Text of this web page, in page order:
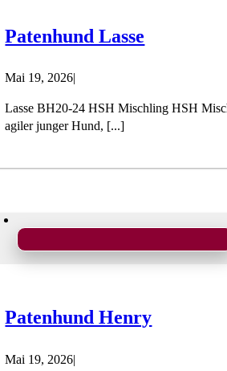
Patenhund Lasse
Mai 19, 2026|
Lasse BH20-24 HSH Mischling HSH
agiler junger Hund, [...]
Patenhund Henry
Mai 19, 2026|